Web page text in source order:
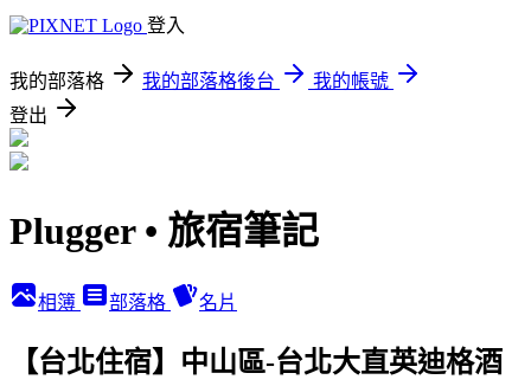
登入
我的部落格 我的部落格後台
我的帳號
登出
Plugger • 旅宿筆記
相簿 部落格 名片
【台北住宿】中山區-台北大直英迪格酒